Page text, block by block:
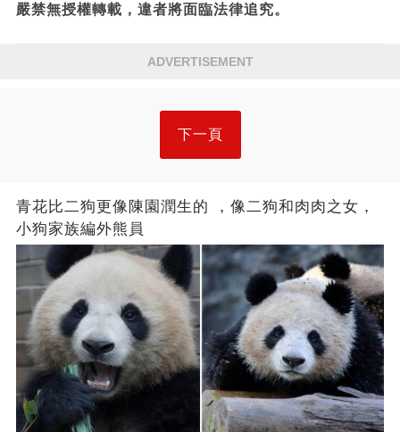
嚴禁無授權轉載，違者將面臨法律追究。
ADVERTISEMENT
下一頁
青花比二狗更像陳園潤生的 ​​，像二狗和肉肉之女，
小狗家族編外熊員